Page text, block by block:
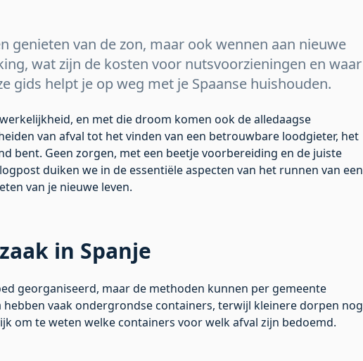
genieten van de zon, maar ook wennen aan nieuwe
wat zijn de kosten voor nutsvoorzieningen en waar
gids helpt je op weg met je Spaanse huishouden.
en met die droom komen ook de alledaagse
van afval tot het vinden van een betrouwbare loodgieter, het
bent. Geen zorgen, met een beetje voorbereiding en de juiste
duiken we in de essentiële aspecten van het runnen van een
van je nieuwe leven.
in Spanje
georganiseerd, maar de methoden kunnen per gemeente
hebben vaak ondergrondse containers, terwijl kleinere dorpen nog
om te weten welke containers voor welk afval zijn bedoemd.